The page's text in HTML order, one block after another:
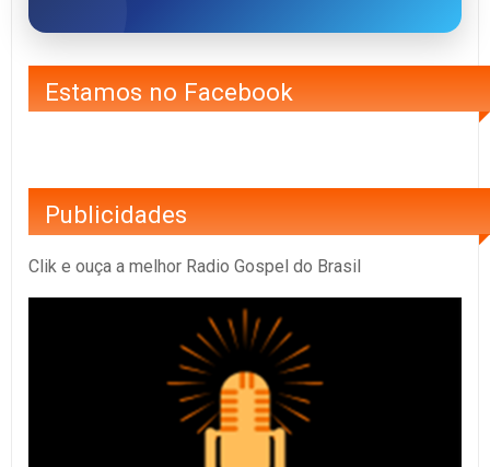
Estamos no Facebook
Publicidades
Clik e ouça a melhor Radio Gospel do Brasil